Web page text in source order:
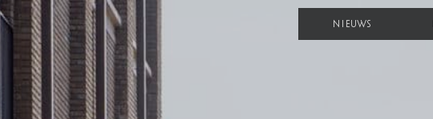
NIEUWS
DE OPGAVE